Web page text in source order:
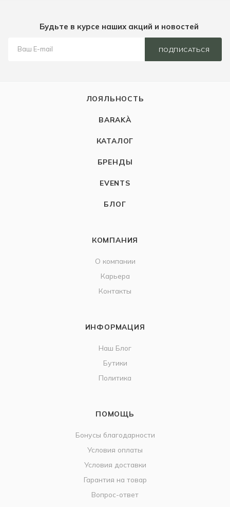
Будьте в курсе наших акций и новостей
ПОДПИСАТЬСЯ
ЛОЯЛЬНОСТЬ
BARAKÀ
КАТАЛОГ
БРЕНДЫ
EVENTS
БЛОГ
КОМПАНИЯ
О компании
Карьера
Контакты
ИНФОРМАЦИЯ
Наш Блог
Бутики
Политика
ПОМОЩЬ
Бонусы благодарности
Условия оплаты
Условия доставки
Гарантия на товар
Вопрос-ответ